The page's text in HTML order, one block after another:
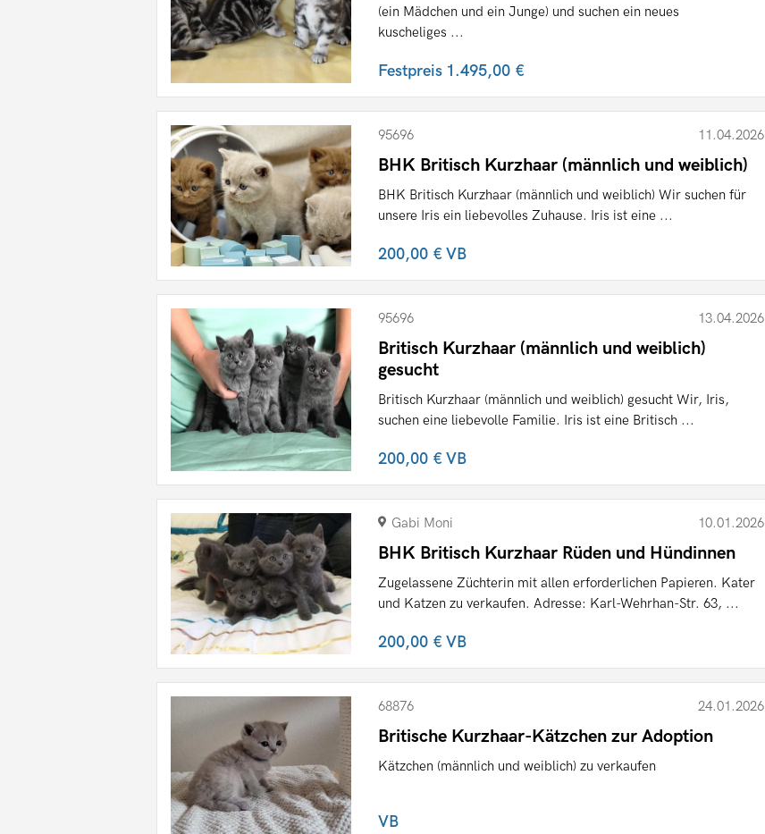
(ein Mädchen und ein Junge) und suchen ein neues
kuscheliges ...
Festpreis 1.495,00 €
95696 11.04.2026
BHK Britisch Kurzhaar (männlich und weiblich)
BHK Britisch Kurzhaar (männlich und weiblich) Wir suchen für
unsere Iris ein liebevolles Zuhause. Iris ist eine ...
200,00 €VB
95696 13.04.2026
Britisch Kurzhaar (männlich und weiblich)
gesucht
Britisch Kurzhaar (männlich und weiblich) gesucht Wir, Iris,
suchen eine liebevolle Familie. Iris ist eine Britisch ...
200,00 €VB
Gabi Moni 10.01.2026
BHK Britisch Kurzhaar Rüden und Hündinnen
Zugelassene Züchterin mit allen erforderlichen Papieren. Kater
und Katzen zu verkaufen. Adresse: Karl-Wehrhan-Str. 63, ...
200,00 €VB
68876 24.01.2026
Britische Kurzhaar-Kätzchen zur Adoption
Kätzchen (männlich und weiblich) zu verkaufen
VB